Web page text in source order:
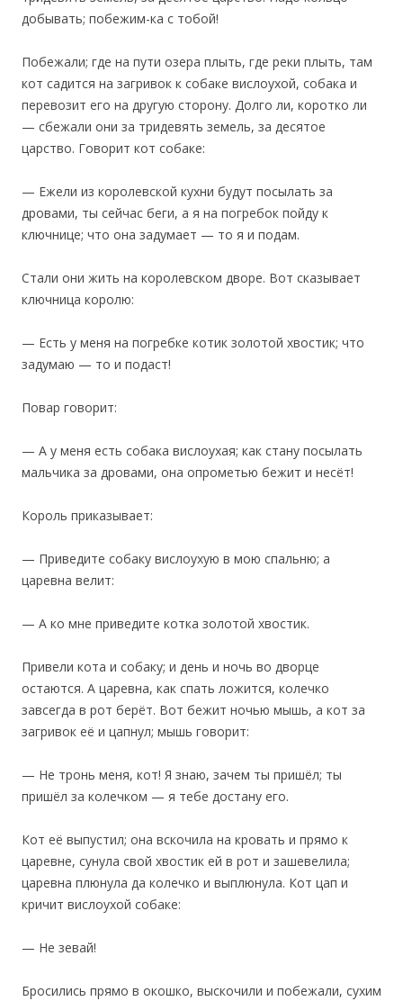
добывать; побежим-ка с тобой!
Побежали; где на пути озера плыть, где реки плыть, там
кот садится на загривок к собаке вислоухой, собака и
перевозит его на другую сторону. Долго ли, коротко ли
— сбежали они за тридевять земель, за десятое
царство. Говорит кот собаке:
— Ежели из королевской кухни будут посылать за
дровами, ты сейчас беги, а я на погребок пойду к
ключнице; что она задумает — то я и подам.
‎Стали они жить на королевском дворе. Вот сказывает
ключница королю:
— Есть у меня на погребке котик золотой хвостик; что
задумаю — то и подаст!
Повар говорит:
— А у меня есть собака вислоухая; как стану посылать
мальчика за дровами, она опрометью бежит и несёт!
Король приказывает:
— Приведите собаку вислоухую в мою спальню; а
царевна велит:
— А ко мне приведите котка золотой хвостик.
Привели кота и собаку; и день и ночь во дворце
остаются. А царевна, как спать ложится, колечко
завсегда в рот берёт. Вот бежит ночью мышь, а кот за
загривок её и цапнул; мышь говорит:
— Не тронь меня, кот! Я знаю, зачем ты пришёл; ты
пришёл за колечком — я тебе достану его.
Кот её выпустил; она вскочила на кровать и прямо к
царевне, сунула свой хвостик ей в рот и зашевелила;
царевна плюнула да колечко и выплюнула. Кот цап и
кричит вислоухой собаке:
— Не зевай!
‎Бросились прямо в окошко, выскочили и побежали, сухим